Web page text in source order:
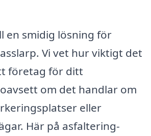
en smidig lösning för
Vi vet hur viktigt det
företag för ditt
om det handlar om
eller
Här på asfaltering-